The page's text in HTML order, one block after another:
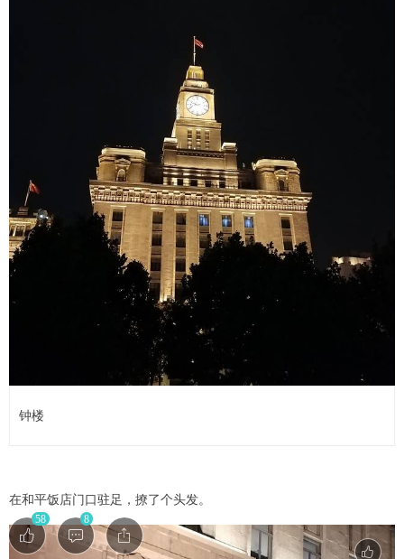
钟楼
在和平饭店门口驻足，撩了个头发。
58 8